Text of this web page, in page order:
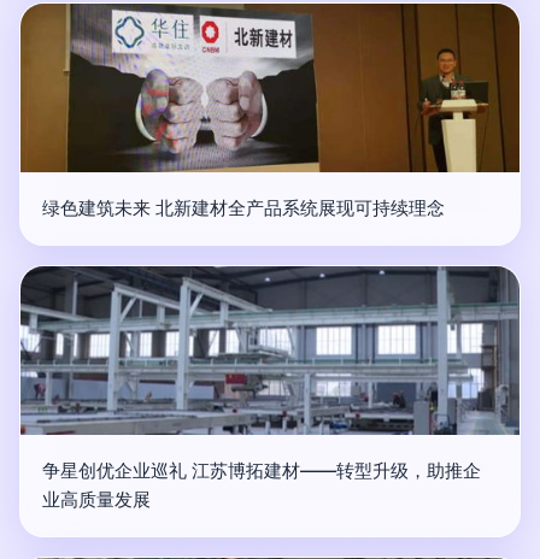
绿色建筑未来 北新建材全产品系统展现可持续理念
争星创优企业巡礼 江苏博拓建材——转型升级，助推企
业高质量发展